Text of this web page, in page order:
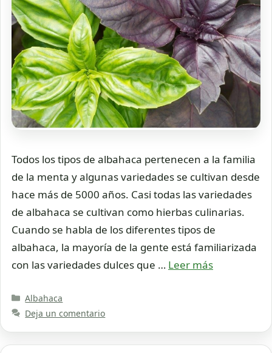
Todos los tipos de albahaca pertenecen a la familia
de la menta y algunas variedades se cultivan desde
hace más de 5000 años. Casi todas las variedades
de albahaca se cultivan como hierbas culinarias.
Cuando se habla de los diferentes tipos de
albahaca, la mayoría de la gente está familiarizada
con las variedades dulces que … Leer más
Categorías
Albahaca
Deja un comentario